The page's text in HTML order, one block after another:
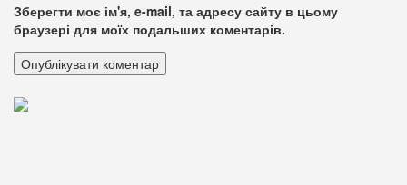
Зберегти моє ім'я, e-mail, та адресу сайту в цьому
браузері для моїх подальших коментарів.